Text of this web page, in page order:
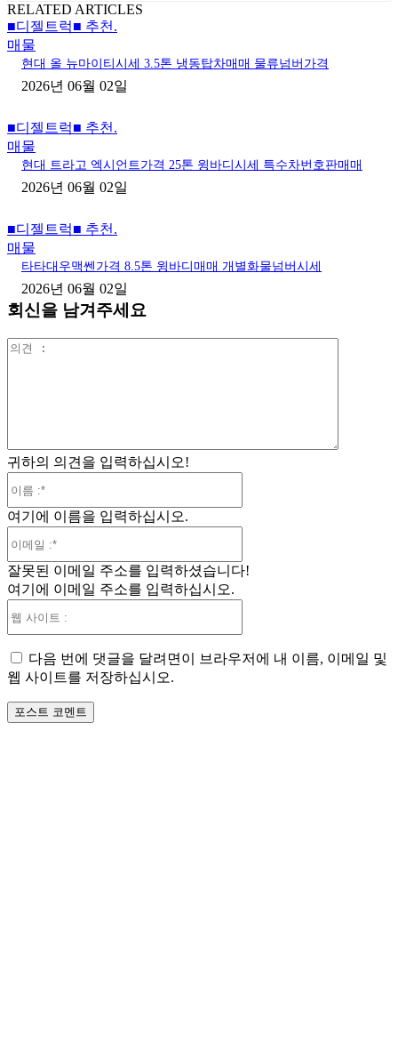
RELATED ARTICLES
■디젤트럭■ 추천.
매물
현대 올 뉴마이티시세 3.5톤 냉동탑차매매 물류넘버가격
2026년 06월 02일
■디젤트럭■ 추천.
매물
현대 트라고 엑시언트가격 25톤 윙바디시세 특수차번호판매매
2026년 06월 02일
■디젤트럭■ 추천.
매물
타타대우맥쎈가격 8.5톤 윙바디매매 개별화물넘버시세
2026년 06월 02일
회신을 남겨주세요
귀하의 의견을 입력하십시오!
여기에 이름을 입력하십시오.
일
잘못된 이메일 주소를 입력하셨습니다!
여기에 이메일 주소를 입력하십시오.
트
다음 번에 댓글을 달려면이 브라우저에 내 이름, 이메일 및
웹 사이트를 저장하십시오.